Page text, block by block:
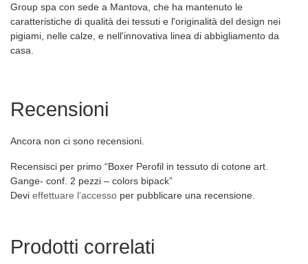
Group spa con sede a Mantova, che ha mantenuto le
caratteristiche di qualità dei tessuti e l'originalità del design nei
pigiami, nelle calze, e nell'innovativa linea di abbigliamento da
casa.
Recensioni
Ancora non ci sono recensioni.
Recensisci per primo “Boxer Perofil in tessuto di cotone art.
Gange- conf. 2 pezzi – colors bipack”
Devi effettuare l’accesso per pubblicare una recensione.
Prodotti correlati